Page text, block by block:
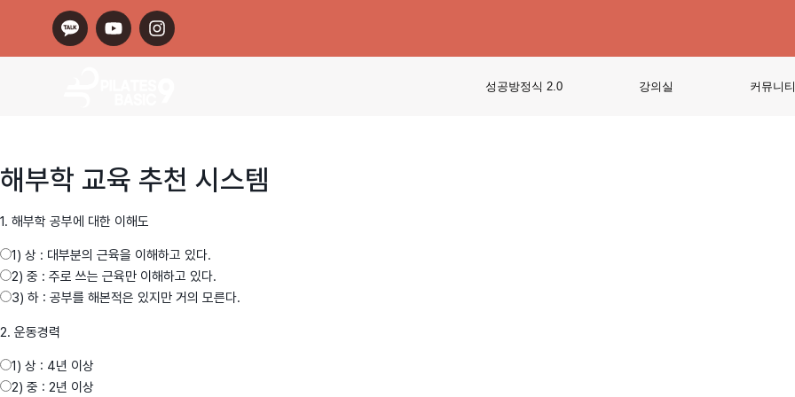
성공방정식 2.0 강의실 커뮤니티
해부학 교육 추천 시스템
1. 해부학 공부에 대한 이해도
1) 상 : 대부분의 근육을 이해하고 있다.
2) 중 : 주로 쓰는 근육만 이해하고 있다.
3) 하 : 공부를 해본적은 있지만 거의 모른다.
2. 운동경력
1) 상 : 4년 이상
2) 중 : 2년 이상